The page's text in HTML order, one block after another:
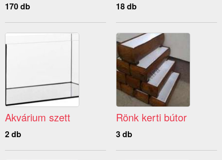
170 db 18 db
Akvárium szett
2 db
Rönk kerti bútor
3 db